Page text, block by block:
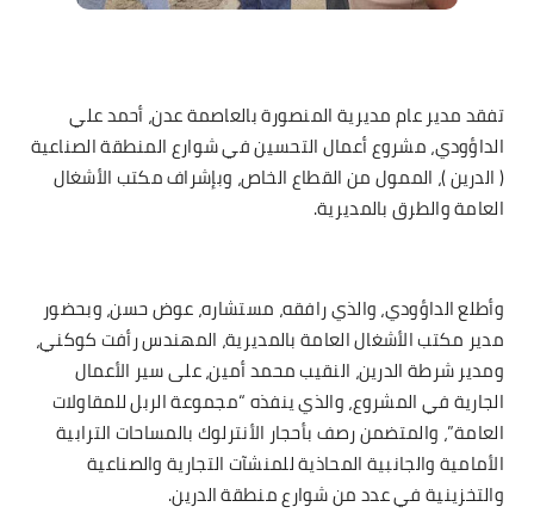
تفقد مدير عام مديرية المنصورة بالعاصمة عدن، أحمد علي
الداؤودي، مشروع أعمال التحسين في شوارع المنطقة الصناعية
( الدرين )، الممول من القطاع الخاص، وبإشراف مكتب الأشغال
العامة والطرق بالمديرية.
وأطلع الداؤودي، والذي رافقه، مستشاره، عوض حسن، وبحضور
مدير مكتب الأشغال العامة بالمديرية، المهندس رأفت كوكني،
ومدير شرطة الدرين، النقيب محمد أمين، على سير الأعمال
الجارية في المشروع، والذي ينفذه “مجموعة الربل للمقاولات
العامة”، والمتضمن رصف بأحجار الأنترلوك بالمساحات الترابية
الأمامية والجانبية المحاذية للمنشآت التجارية والصناعية
والتخزينية في عدد من شوارع منطقة الدرين.